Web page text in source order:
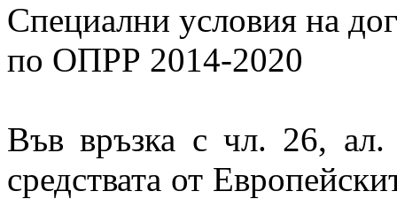
Специални условия на
по ОПРР 2014-2020
Във връзка с чл. 26, ал.
средствата от